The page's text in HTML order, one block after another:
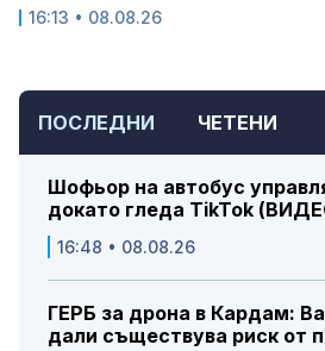
ПОСЛЕДНИ ЧЕТЕНИ
Шофьор на автобус
докато гледа TikTok
16:48 • 08.08.26
ГЕРБ за дрона в Кардам:
дали съществува риск от
16:13 • 08.08.26